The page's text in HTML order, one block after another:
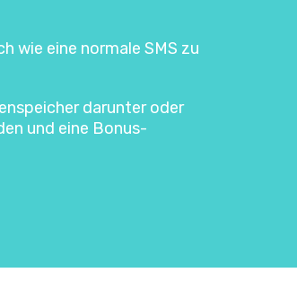
wie eine normale SMS zu
darunter oder
und eine Bonus-